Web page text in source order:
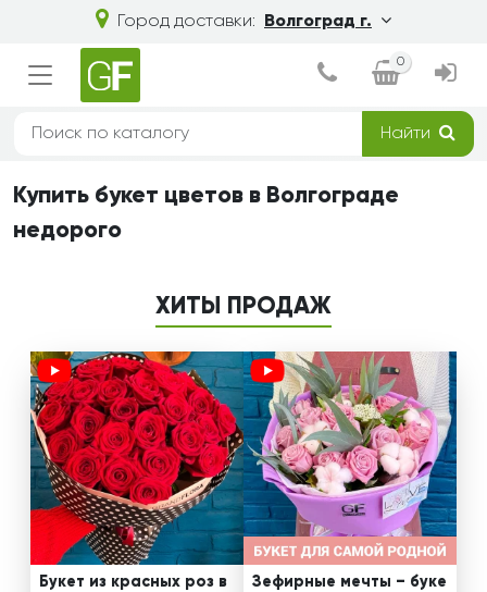
Город доставки: Волгоград г.
0
Найти
Купить букет цветов в Волгограде
недорого
ХИТЫ ПРОДАЖ
Букет из красных роз в
Зефирные мечты – буке